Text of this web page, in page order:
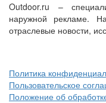
Outdoor.ru –
наружной рекламе.
отраслевые новости,
Политика
Пользовательское
Положение об